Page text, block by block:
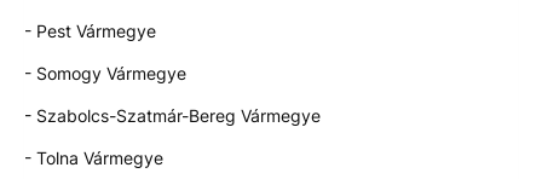
- Pest Vármegye
- Somogy Vármegye
- Szabolcs-Szatmár-Bereg Vármegye
- Tolna Vármegye